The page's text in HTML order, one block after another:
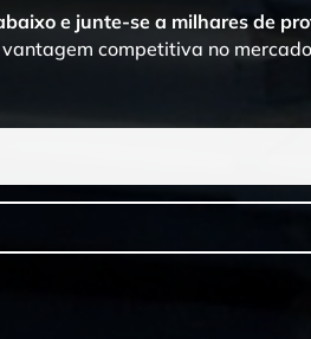
e junte-se a milhares de
vantagem competitiva no